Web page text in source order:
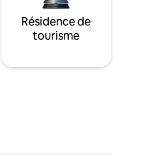
Résidence de
tourisme